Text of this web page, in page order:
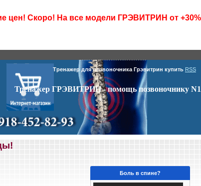
цен! Скоро! На все модели ГРЭВИТРИН от +30%
Тренажер для позвоночника Грэвитрин купить RSS
Тренажер ГРЭВИТРИН - помощь позвоночнику N1
Боль в спине?